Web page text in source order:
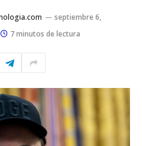
septiembre 6,
7 minutos de lectura